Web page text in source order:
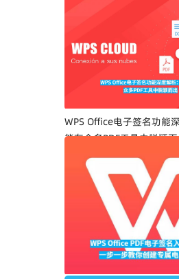
WPS Office电子签名功能
能在众多PDF工具中脱颖